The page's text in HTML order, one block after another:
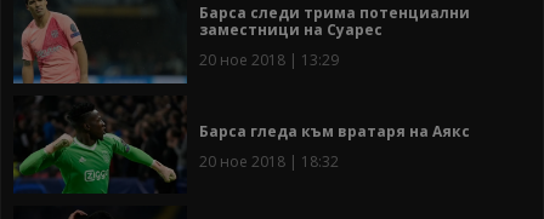
Барса следи трима потенциални
заместници на Суарес
20 ное 2018 | 13:29
Барса гледа към вратаря на Аякс
20 ное 2018 | 18:32